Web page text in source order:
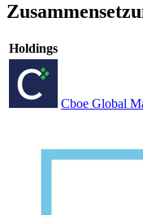
Holdings
Cboe Global